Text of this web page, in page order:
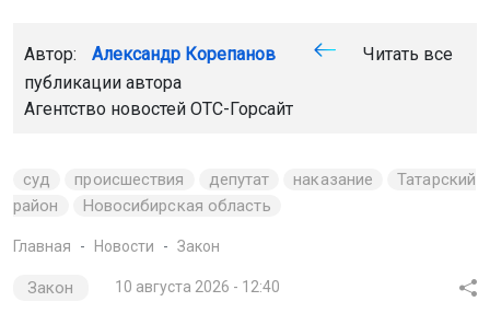
Автор: Александр Корепанов
Читать все
публикации автора
Агентство новостей ОТС-Горсайт
суд происшествия депутат наказание
Татарский
район
Новосибирская область
Главная Новости Закон
Закон 10 августа 2026 - 12:40